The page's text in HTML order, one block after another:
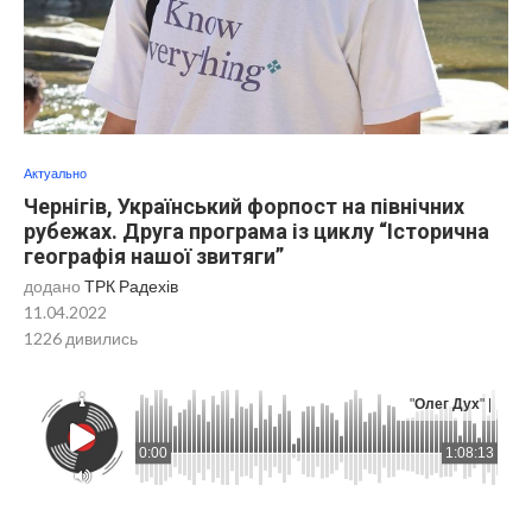
Актуально
Чернігів, Український форпост на північних
рубежах. Друга програма із циклу “Історична
географія нашої звитяги”
додано ТРК Радехів
11.04.2022
1226 дивились
0:00 1:08:13
"Олег Дух" |